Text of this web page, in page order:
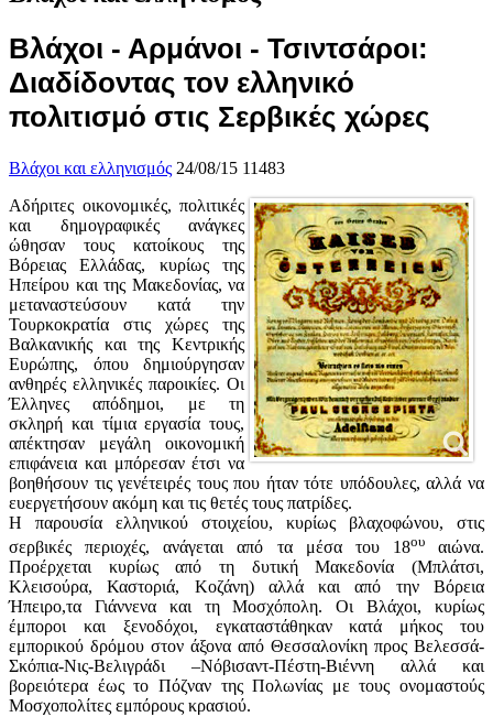
Βλάχοι - Αρμάνοι - Τσιντσάροι:
Διαδίδοντας τον ελληνικό
πολιτισμό στις Σερβικές χώρες
Βλάχοι και ελληνισμός 24/08/15 11483
Αδήριτες οικονομικές, πολιτικές
και δημογραφικές ανάγκες
ώθησαν τους κατοίκους της
Βόρειας Ελλάδας, κυρίως της
Ηπείρου και της Μακεδονίας, να
μεταναστεύσουν κατά την
Τουρκοκρατία στις χώρες της
Βαλκανικής και της Κεντρικής
Ευρώπης, όπου δημιούργησαν
ανθηρές ελληνικές παροικίες. Οι
Έλληνες απόδημοι, με τη
σκληρή και τίμια εργασία τους,
απέκτησαν μεγάλη οικονομική
επιφάνεια και μπόρεσαν έτσι να
βοηθήσουν τις γενέτειρές τους που ήταν τότε υπόδουλες, αλλά να
ευεργετήσουν ακόμη και τις θετές τους πατρίδες.
Η παρουσία ελληνικού στοιχείου, κυρίως βλαχοφώνου, στις
σερβικές περιοχές, ανάγεται από τα μέσα του 18ουαιώνα.
Προέρχεται κυρίως από τη δυτική Μακεδονία (Μπλάτσι,
Κλεισούρα, Καστοριά, Κοζάνη) αλλά και από την Βόρεια
Ήπειρο,τα Γιάννενα και τη Μοσχόπολη. Οι Βλάχοι, κυρίως
έμποροι και ξενοδόχοι, εγκαταστάθηκαν κατά μήκος του
εμπορικού δρόμου στον άξονα από Θεσσαλονίκη προς Βελεσσά-
Σκόπια-Νις-Βελιγράδι –Νόβισαντ-Πέστη-Βιέννη αλλά και
βορειότερα έως το Πόζναν της Πολωνίας με τους ονομαστούς
Μοσχοπολίτες εμπόρους κρασιού.